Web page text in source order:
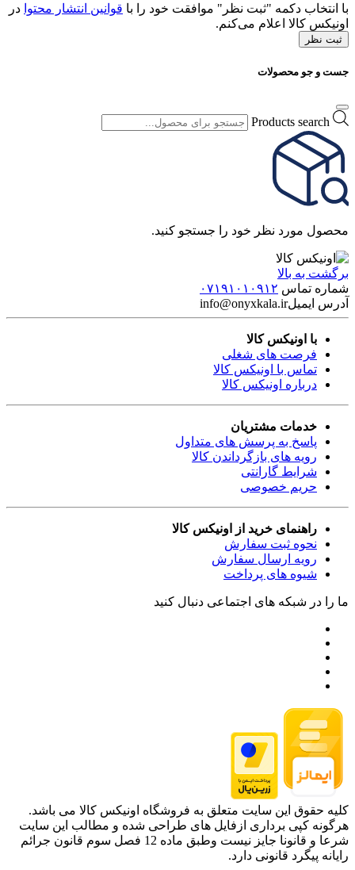
با انتخاب دکمه "ثبت نظر" موافقت خود را با قوانین انتشار محتوا در
اونیکس کالا اعلام می‌کنم.
ثبت نظر
جست و جو محصولات
Products search
محصول مورد نظر خود را جستجو کنید.
برگشت به بالا
شماره تماس ۰۷۱۹۱۰۱۰۹۱۲
آدرس ایمیلinfo@onyxkala.ir
با اونیکس کالا
فرصت های شغلی
تماس با اونیکس کالا
درباره اونیکس کالا
خدمات مشتریان
پاسخ به پرسش های متداول
رویه های بازگرداندن کالا
شرایط گارانتی
حریم خصوصی
راهنمای خرید از اونیکس کالا
نحوه ثبت سفارش
رویه ارسال سفارش
شیوه های پرداخت
ما را در شبکه های اجتماعی دنبال کنید
کلیه حقوق این سایت متعلق به فروشگاه اونیکس کالا می باشد.
هرگونه کپی برداری ازفایل های طراحی شده و مطالب این سایت
شرعا و قانونا جایز نیست وطبق ماده 12 فصل سوم قانون جرائم
رایانه پیگرد قانونی دارد.